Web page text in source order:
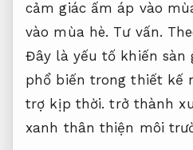
cảm giác ấm áp vào
vào mùa hè. Tư vấn.
Đây là yếu tố khiến sàn
phổ biến trong thiết kế
trợ kịp thời. trở thành
xanh thân thiện môi